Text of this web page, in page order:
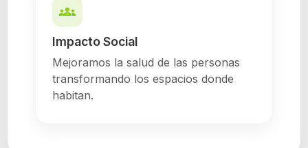
groups
Impacto Social
Mejoramos la salud de las personas
transformando los espacios donde
habitan.